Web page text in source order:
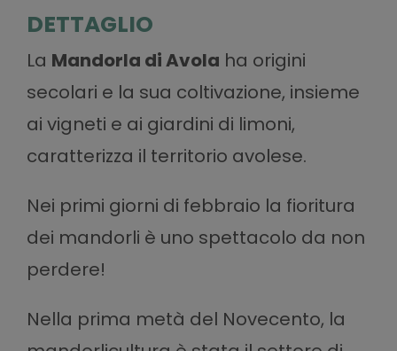
DETTAGLIO
La Mandorla di Avola ha origini
secolari e la sua coltivazione, insieme
ai vigneti e ai giardini di limoni,
caratterizza il territorio avolese.
Nei primi giorni di febbraio la fioritura
dei mandorli è uno spettacolo da non
perdere!
Nella prima metà del Novecento, la